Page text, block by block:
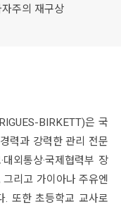
주의 재구상
BIRKETT)은 국
력과 강력한 관리 전문
외통상·국제협력부 장
리고 가이아나 주유엔
. 또한 초등학교 교사로